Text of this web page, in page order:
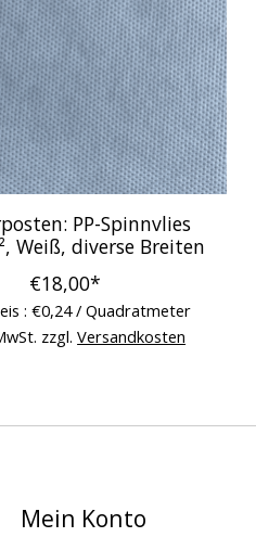
PP-Spinnvlies
Weiß, diverse Breiten
€18,00*
: €0,24 / Quadratmeter
zzgl.Versandkosten
Mein Konto